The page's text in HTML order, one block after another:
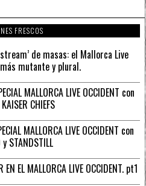
FRESCOS
de masas: el Mallorca Live
mutante y plural.
MALLORCA LIVE OCCIDENT con
CHIEFS
MALLORCA LIVE OCCIDENT con
STANDSTILL
EN EL MALLORCA LIVE OCCIDENT. pt1